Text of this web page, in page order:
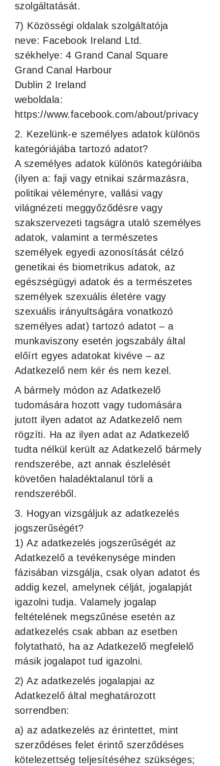
szolgáltatását.
7) Közösségi oldalak szolgáltatója
neve: Facebook Ireland Ltd.
székhelye: 4 Grand Canal Square
Grand Canal Harbour
Dublin 2 Ireland
weboldala:
https://www.facebook.com/about/privacy
2. Kezelünk-e személyes adatok különös
kategóriájába tartozó adatot?
A személyes adatok különös kategóriáiba
(ilyen a: faji vagy etnikai származásra,
politikai véleményre, vallási vagy
világnézeti meggyőződésre vagy
szakszervezeti tagságra utaló személyes
adatok, valamint a természetes
személyek egyedi azonosítását célzó
genetikai és biometrikus adatok, az
egészségügyi adatok és a természetes
személyek szexuális életére vagy
szexuális irányultságára vonatkozó
személyes adat) tartozó adatot – a
munkaviszony esetén jogszabály által
előírt egyes adatokat kivéve – az
Adatkezelő nem kér és nem kezel.
A bármely módon az Adatkezelő
tudomására hozott vagy tudomására
jutott ilyen adatot az Adatkezelő nem
rögzíti. Ha az ilyen adat az Adatkezelő
tudta nélkül került az Adatkezelő bármely
rendszerébe, azt annak észlelését
követően haladéktalanul törli a
rendszeréből.
3. Hogyan vizsgáljuk az adatkezelés
jogszerűségét?
1) Az adatkezelés jogszerűségét az
Adatkezelő a tevékenysége minden
fázisában vizsgálja, csak olyan adatot és
addig kezel, amelynek célját, jogalapját
igazolni tudja. Valamely jogalap
feltételének megszűnése esetén az
adatkezelés csak abban az esetben
folytatható, ha az Adatkezelő megfelelő
másik jogalapot tud igazolni.
2) Az adatkezelés jogalapjai az
Adatkezelő által meghatározott
sorrendben:
a) az adatkezelés az érintettet, mint
szerződéses felet érintő szerződéses
kötelezettség teljesítéséhez szükséges;